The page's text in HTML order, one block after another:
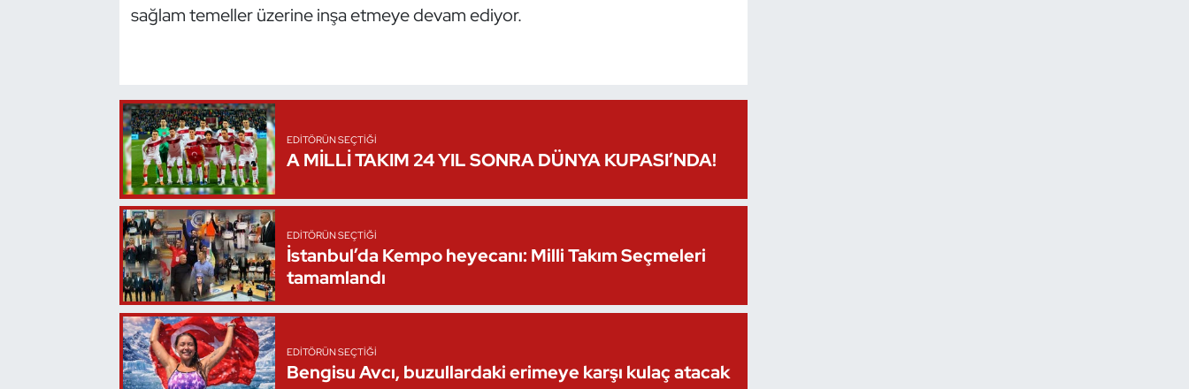
sağlam temeller üzerine inşa etmeye devam ediyor.
EDITÖRÜN SEÇTIĞI
A MİLLİ TAKIM 24 YIL SONRA DÜNYA KUPASI’NDA!
EDITÖRÜN SEÇTIĞI
İstanbul’da Kempo heyecanı: Milli Takım Seçmeleri
tamamlandı
EDITÖRÜN SEÇTIĞI
Bengisu Avcı, buzullardaki erimeye karşı kulaç atacak
Tekvando
Vücut Geliştirme Fitness
Wushu Kungfu